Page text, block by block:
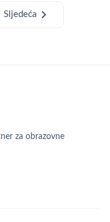
Sljedeća chevron_right
za obrazovne